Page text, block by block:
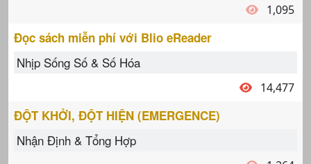
1,095
Đọc sách miễn phí với Blio eReader
Nhịp Sống Số & Số Hóa
14,477
ĐỘT KHỞI, ĐỘT HIỆN (EMERGENCE)
Nhận Định & Tổng Hợp